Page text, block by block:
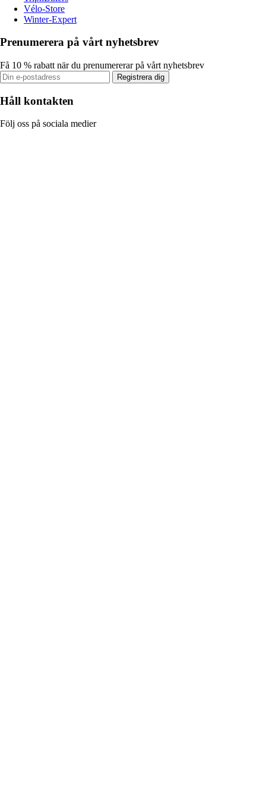
Vélo-Store
Winter-Expert
Prenumerera på vårt nyhetsbrev
Få 10 % rabatt när du prenumererar på vårt nyhetsbrev
Registrera dig
Håll kontakten
Följ oss på sociala medier